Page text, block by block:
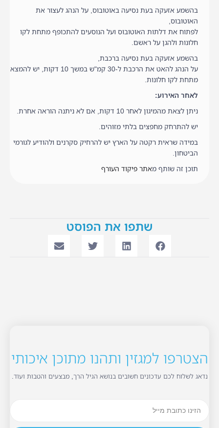
בהשמע אזעקה בעת נסיעה באוטובוס, על הנהג לעצור את
האוטובוס,
לפתוח את דלתות האוטובוס ועל הנוסעים להתכופף מתחת לקו
חלונות ולהגן על ראשם.
בהשמע אזעקה בעת נסיעה ברכבת,
על הנהג להאט את הרכבת ל-30 קמ"ש במשך 10 דקות, יש להמצא
מתחת לקו חלונות.
לאחר האירוע:
ניתן לצאת מהמיגון לאחר 10 דקות, אם לא ניתנה הוראה אחרת.
יש להתרחק מחפצים בלתי מזוהים.
במידה שראית רקטה על הארץ יש להרחיק סקרנים ולהודיע לגורמי
הביטחון.
תוכן זה שותף מאתר פיקוד העורף
שתפו את הפוסט
הצטרפו למגזין ותהנו מתוכן איכותי
נדאג לשלוח לכם עדכונים חשובים בנושא הגיל הרך, מבצעים והטבות ועוד.